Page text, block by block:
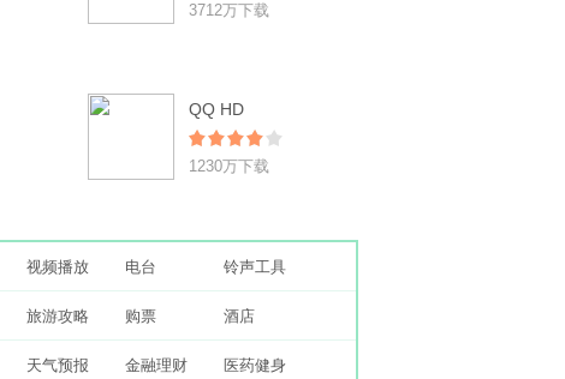
3712万下载
QQ HD
1230万下载
视频播放 电台 铃声工具
旅游攻略 购票 酒店
天气预报 金融理财 医药健身